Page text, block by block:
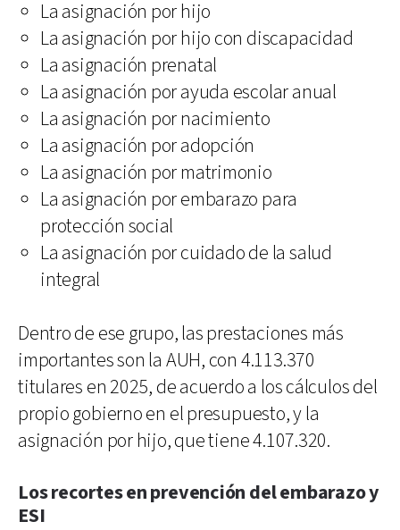
La asignación por hijo
La asignación por hijo con discapacidad
La asignación prenatal
La asignación por ayuda escolar anual
La asignación por nacimiento
La asignación por adopción
La asignación por matrimonio
La asignación por embarazo para
protección social
La asignación por cuidado de la salud
integral
Dentro de ese grupo, las prestaciones más
importantes son la AUH, con 4.113.370
titulares en 2025, de acuerdo a los cálculos del
propio gobierno en el presupuesto, y la
asignación por hijo, que tiene 4.107.320.
Los recortes en prevención del embarazo y
ESI